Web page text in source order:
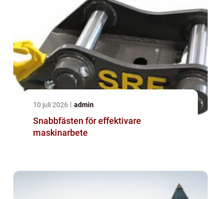
10 juli 2026 admin
Snabbfästen för effektivare
maskinarbete